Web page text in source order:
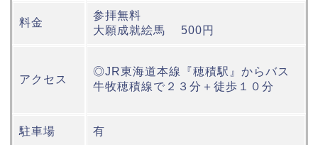
料金
参拝無料
大願成就絵馬 500円
アクセス
◎JR東海道本線『穂積駅』からバス
牛牧穂積線で２３分＋徒歩１０分
駐車場 有